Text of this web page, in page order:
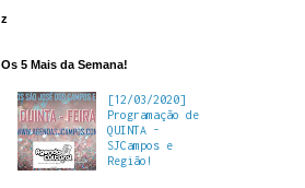
z
Os 5 Mais da Semana!
[12/03/2020]
Programação de
QUINTA -
SJCampos e
Região!